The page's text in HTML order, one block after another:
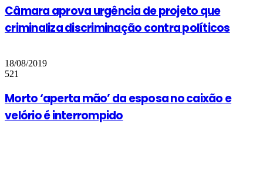
Câmara aprova urgência de projeto que
criminaliza discriminação contra políticos
18/08/2019
521
Morto ‘aperta mão’ da esposa no caixão e
velório é interrompido